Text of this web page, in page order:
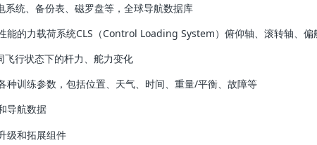
系统、备份表、磁罗盘等，全球导航数据库
能的力载荷系统CLS（Control Loading System）俯仰轴、滚转轴、偏
行状态下的杆力、舵力变化
种训练参数，包括位置、天气、时间、重量/平衡、故障等
导航数据
级和拓展组件